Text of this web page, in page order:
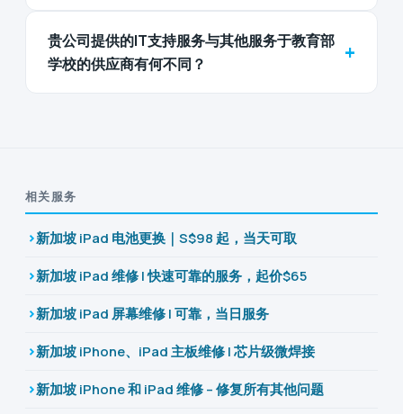
贵公司提供的IT支持服务与其他服务于教育部
学校的供应商有何不同？
+
相关服务
新加坡 iPad 电池更换｜S$98 起，当天可取
新加坡 iPad 维修 | 快速可靠的服务，起价$65
新加坡 iPad 屏幕维修 | 可靠，当日服务
新加坡 iPhone、iPad 主板维修 | 芯片级微焊接
新加坡 iPhone 和 iPad 维修 – 修复所有其他问题